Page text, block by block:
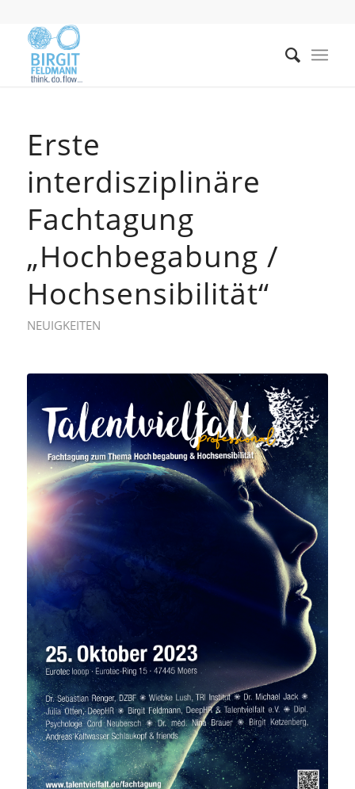
Erste
interdisziplinäre
Fachtagung
„Hochbegabung /
Hochsensibilität“
NEUIGKEITEN